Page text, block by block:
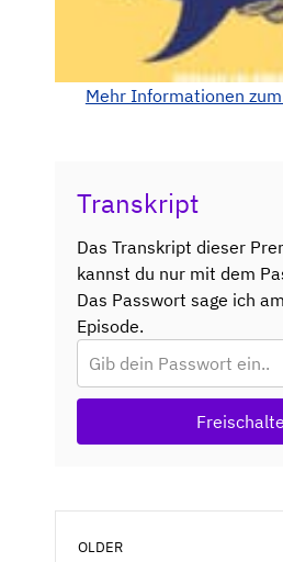
Mehr Informationen
Transkript
Das Transkript dieser
kannst du nur mit dem
Das Passwort sage ich
Episode.
OLDER